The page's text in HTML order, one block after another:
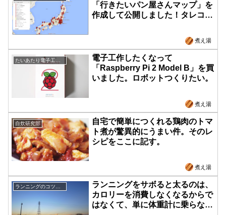
「行きたいパン屋さんマップ」を
作成して公開しました！タレコミ
煮え湯
電子工作したくなって
「Raspberry Pi 2 Model B」を買
いました。ロボットつくりたい。
煮え湯
自炊研究部
自宅で簡単につくれる鶏肉のトマ
ト煮が驚異的にうまい件。そのレ
シピをここに記す。
煮え湯
ランニングのコツや記録
ランニングをサボると太るのは、
カロリーを消費しなくなるからで
はなくて、単に体重計に乗らなく